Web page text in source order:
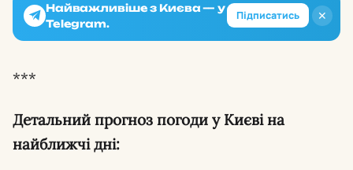
✕
Найважливіше з Києва — у
Telegram.
Підписатись
***
Детальний прогноз погоди у Києві на
найближчі дні: